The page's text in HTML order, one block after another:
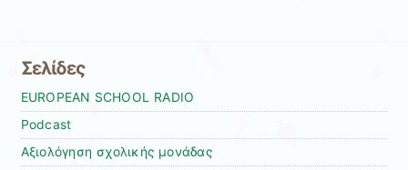
Σελίδες
EUROPEAN SCHOOL RADIO
Podcast
Αξιολόγηση σχολικής μονάδας